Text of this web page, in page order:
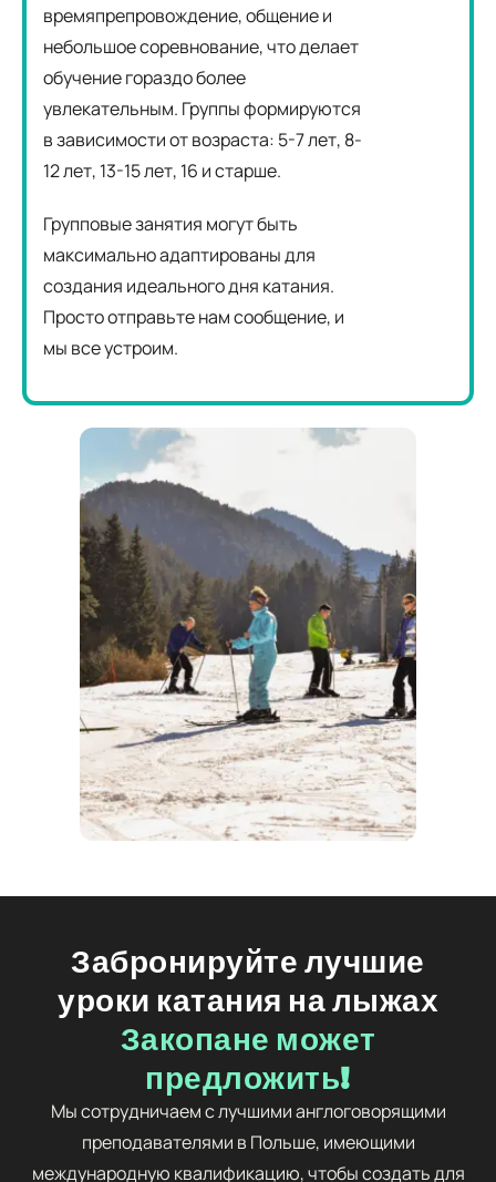
времяпрепровождение, общение и
небольшое соревнование, что делает
обучение гораздо более
увлекательным. Группы формируются
в зависимости от возраста: 5-7 лет, 8-
12 лет, 13-15 лет, 16 и старше.
Групповые занятия могут быть
максимально адаптированы для
создания идеального дня катания.
Просто отправьте нам сообщение, и
мы все устроим.
Забронируйте лучшие
уроки катания на лыжах
Закопане может
предложить!
Мы сотрудничаем с лучшими англоговорящими
преподавателями в Польше, имеющими
международную квалификацию, чтобы создать для